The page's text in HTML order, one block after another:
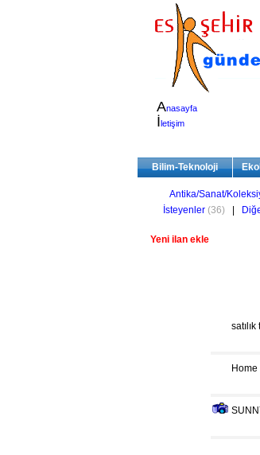
Anasayfa
İletişim
Bilim-Teknoloji
Antika/Sanat/
İsteyenler (36)
Yeni ilan ekle
Home